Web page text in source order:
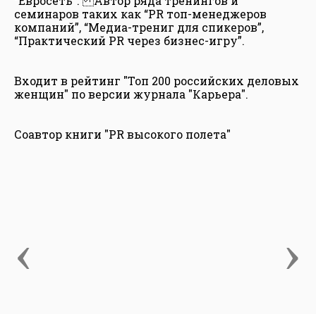
семинаров таких как “PR топ-менеджеров
компаний”, “Медиа-трениг для спикеров”,
“Практический PR через бизнес-игру”.
Входит в рейтинг "Топ 200 российских деловых
женщин" по версии журнала "Карьера".
Соавтор книги "PR высокого полета"
‹ ›